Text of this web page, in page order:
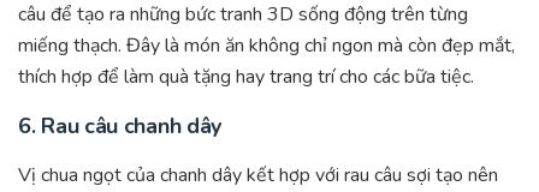
câu để tạo ra những bức tranh 3D sống động trên từng
miếng thạch. Đây là món ăn không chỉ ngon mà còn đẹp mắt,
thích hợp để làm quà tặng hay trang trí cho các bữa tiệc.
6. Rau câu chanh dây
Vị chua ngọt của chanh dây kết hợp với rau câu sợi tạo nên